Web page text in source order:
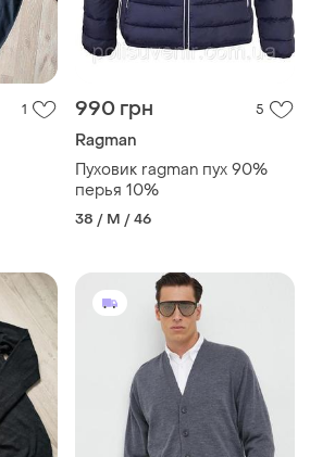
1 990 грн 5
Ragman
Пуховик ragman пух 90%
перья 10%
38 / M / 46